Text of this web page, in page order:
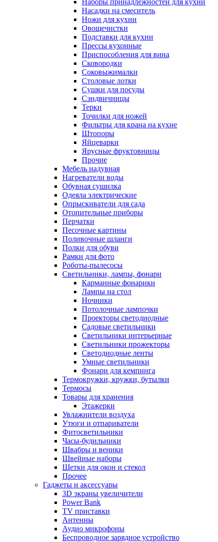
Наборы принадлежностей для кухни
Насадки на смеситель
Ножи для кухни
Овощечистки
Подставки для кухни
Прессы кухонные
Приспособления для вина
Сковородки
Соковыжималки
Столовые лотки
Сушки для посуды
Сэндвичницы
Терки
Точилки для ножей
Фильтры для крана на кухне
Штопоры
Яйцеварки
Ярусные фруктовницы
Прочие
Мебель надувная
Нагреватели воды
Обувная сушилка
Одеяла электрические
Опрыскиватели для сада
Отопительные приборы
Перчатки
Песочные картины
Поливочные шланги
Полки для обуви
Рамки для фото
Роботы-пылесосы
Светильники, лампы, фонари
Карманные фонарики
Лампы на стол
Ночники
Потолочные лампочки
Проекторы светодиодные
Садовые светильники
Светильники интерьерные
Светильники прожекторы
Светодиодные ленты
Умные светильники
Фонари для кемпинга
Термокружки, кружки, бутылки
Термосы
Товары для хранения
Этажерки
Увлажнители воздуха
Утюги и отпариватели
Фитосветильники
Часы-будильники
Швабры и веники
Швейные наборы
Щетки для окон и стекол
Прочее
Гаджеты и аксессуары
3D экраны увеличители
Power Bank
TV приставки
Антенны
Аудио микрофоны
Беспроводное зарядное устройство